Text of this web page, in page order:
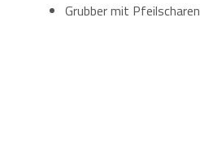
Grubber mit Pfeilscharen